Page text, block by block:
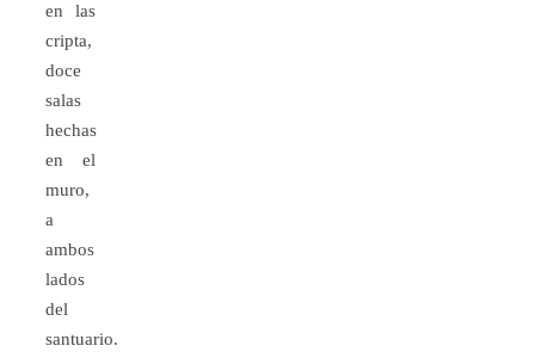
en las
cripta,
doce
salas
hechas
en el
muro,
a
ambos
lados
del
santuario.